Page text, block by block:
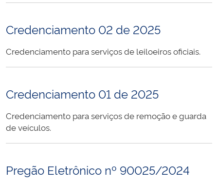
Credenciamento 02 de 2025
Credenciamento para serviços de leiloeiros oficiais.
Credenciamento 01 de 2025
Credenciamento para serviços de remoção e guarda
de veículos.
Pregão Eletrônico nº 90025/2024